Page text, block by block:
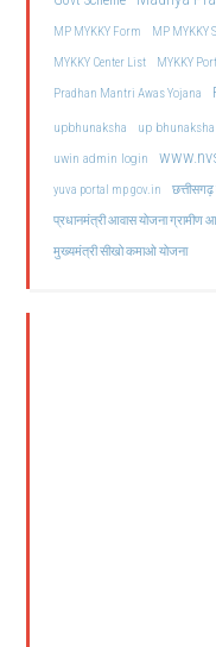
MP MYKKY Form
MP MYKKY
MYKKY Center List
MYKKY
Pradhan Mantri Awas Yojana
upbhunaksha up bhunaksha
uwin admin login
yuva portal mp gov.in
छत्तीसगढ़
प्रधानमंत्री आवास योजना ग्रामीण
मुख्यमंत्री सीखो कमाओ योजना